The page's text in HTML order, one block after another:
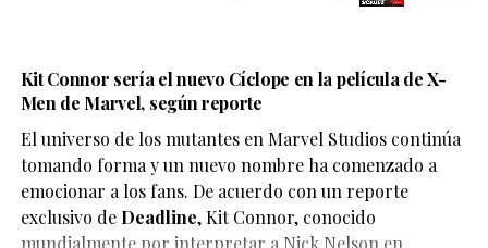
Kit Connor sería el nuevo Cíclope en la película de X-
Men de Marvel, según reporte
El universo de los mutantes en Marvel Studios continúa
tomando forma y un nuevo nombre ha comenzado a
emocionar a los fans. De acuerdo con un reporte
exclusivo de Deadline,Kit Connor, conocido